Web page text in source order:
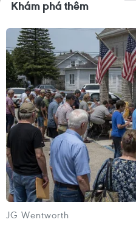
Phong Hà
11/06/2026 13:07
Ông John Healey quyết
các Anh xuất hiện nhiều
việc công bố kế hoạch
hoãn lâu nay.
Khám phá thêm
JG Wentworth